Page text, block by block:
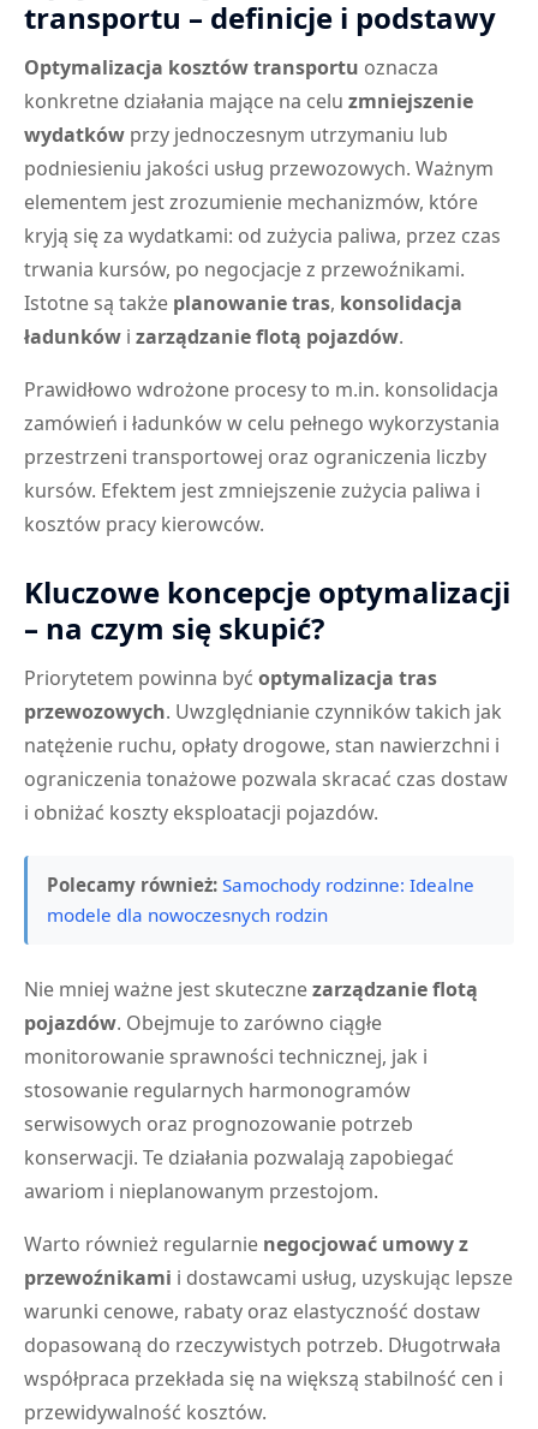
transportu – definicje i podstawy
Optymalizacja kosztów transportu oznacza
konkretne działania mające na celu zmniejszenie
wydatków przy jednoczesnym utrzymaniu lub
podniesieniu jakości usług przewozowych. Ważnym
elementem jest zrozumienie mechanizmów, które
kryją się za wydatkami: od zużycia paliwa, przez czas
trwania kursów, po negocjacje z przewoźnikami.
Istotne są także planowanie tras, konsolidacja
ładunków i zarządzanie flotą pojazdów.
Prawidłowo wdrożone procesy to m.in. konsolidacja
zamówień i ładunków w celu pełnego wykorzystania
przestrzeni transportowej oraz ograniczenia liczby
kursów. Efektem jest zmniejszenie zużycia paliwa i
kosztów pracy kierowców.
Kluczowe koncepcje optymalizacji
– na czym się skupić?
Priorytetem powinna być optymalizacja tras
przewozowych. Uwzględnianie czynników takich jak
natężenie ruchu, opłaty drogowe, stan nawierzchni i
ograniczenia tonażowe pozwala skracać czas dostaw
i obniżać koszty eksploatacji pojazdów.
Polecamy również: Samochody rodzinne: Idealne
modele dla nowoczesnych rodzin
Nie mniej ważne jest skutecznezarządzanie flotą
pojazdów. Obejmuje to zarówno ciągłe
monitorowanie sprawności technicznej, jak i
stosowanie regularnych harmonogramów
serwisowych oraz prognozowanie potrzeb
konserwacji. Te działania pozwalają zapobiegać
awariom i nieplanowanym przestojom.
Warto również regularnie negocjować umowy z
przewoźnikami i dostawcami usług, uzyskując lepsze
warunki cenowe, rabaty oraz elastyczność dostaw
dopasowaną do rzeczywistych potrzeb. Długotrwała
współpraca przekłada się na większą stabilność cen i
przewidywalność kosztów.